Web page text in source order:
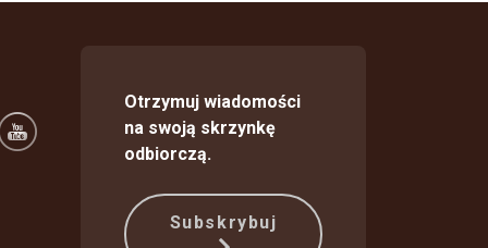
Otrzymuj wiadomości
na swoją skrzynkę
odbiorczą.